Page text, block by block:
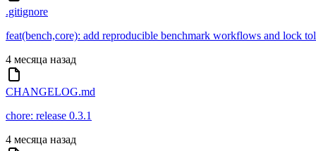
.gitignore
feat(bench,core): add reproducible benchmark workflows and lock
4 месяца назад
CHANGELOG.md
chore: release 0.3.1
4 месяца назад